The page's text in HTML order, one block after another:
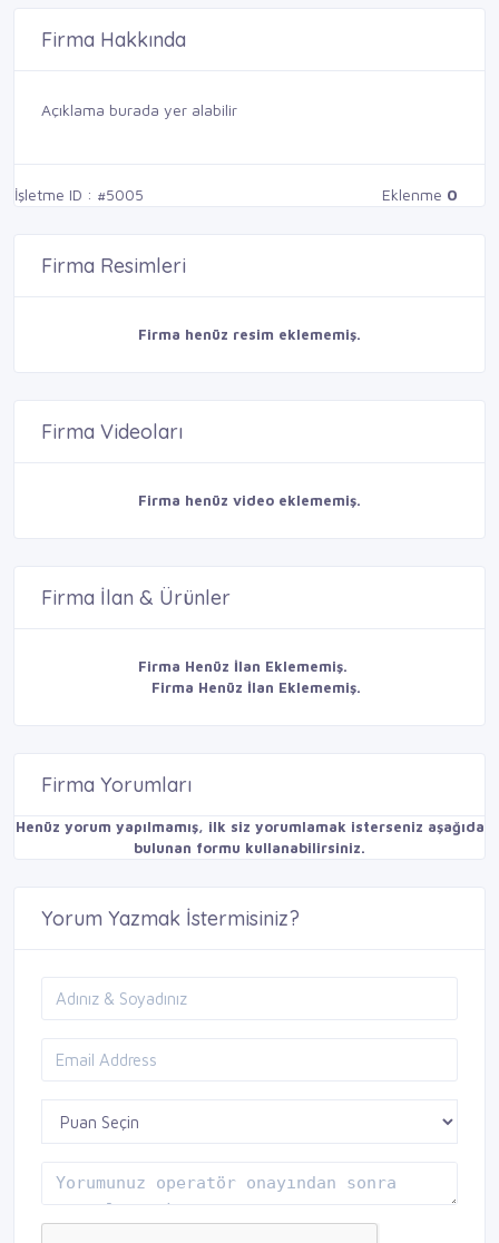
Firma Hakkında
Açıklama burada yer alabilir
İşletme ID : #5005 Eklenme 0
Firma Resimleri
Firma henüz resim eklememiş.
Firma Videoları
Firma henüz video eklememiş.
Firma İlan & Ürünler
Firma Henüz İlan Eklememiş.
Firma Henüz İlan Eklememiş.
Firma Yorumları
Henüz yorum yapılmamış, ilk siz yorumlamak isterseniz aşağıda
bulunan formu kullanabilirsiniz.
Yorum Yazmak İstermisiniz?